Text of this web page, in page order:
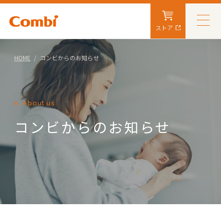
ストア
HOME コンビからのお知らせ
About us
コンビからのお知らせ